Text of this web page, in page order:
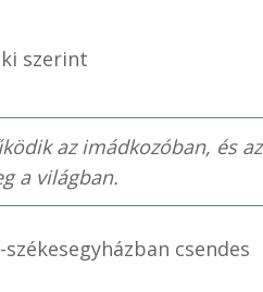
szerint
az imádkozóban, és az
a világban.
csendes